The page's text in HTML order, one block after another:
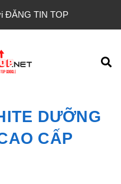
ĐĂNG TIN TOP
DƯỠNG
CẤP